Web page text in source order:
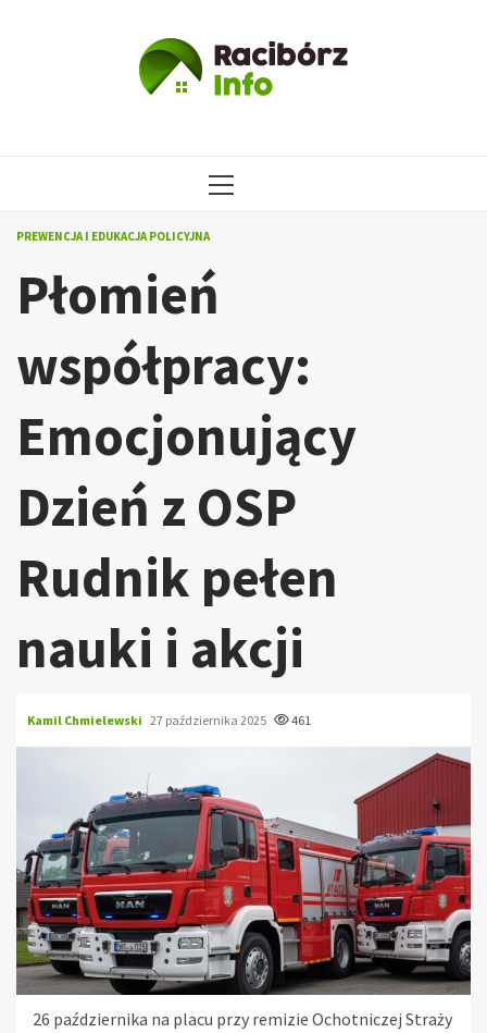
MENU
PREWENCJA I EDUKACJA POLICYJNA
Płomień
współpracy:
Emocjonujący
Dzień z OSP
Rudnik pełen
nauki i akcji
Kamil Chmielewski 27 października 2025 461
26 października na placu przy remizie Ochotniczej Straży